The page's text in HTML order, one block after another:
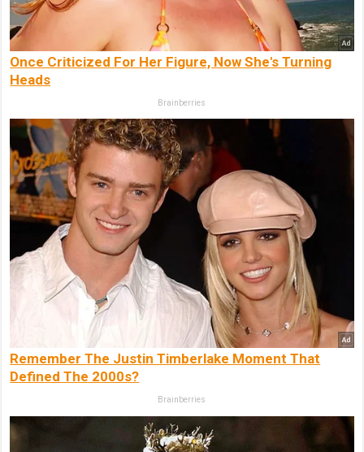
Once Criticized For Her Figure, Now She's Turning
Heads
Brainberries
Remember The Justin Timberlake Moment That
Defined The 2000s?
Brainberries